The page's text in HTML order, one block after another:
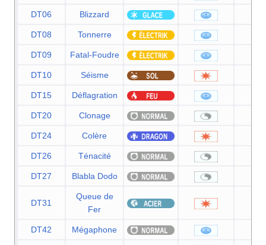
DT06 Blizzard
DT08 Tonnerre
DT09 Fatal-Foudre
DT10 Séisme
DT15 Déflagration
DT20 Clonage
DT24 Colère
DT26 Ténacité
DT27 Blabla Dodo
DT31
Queue de
Fer
DT42 Mégaphone